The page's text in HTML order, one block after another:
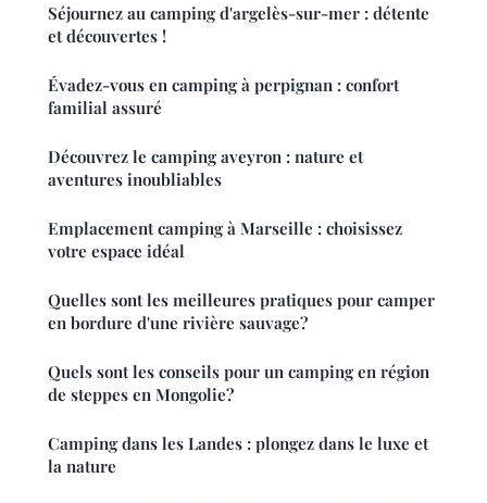
Séjournez au camping d'argelès-sur-mer : détente
et découvertes !
Évadez-vous en camping à perpignan : confort
familial assuré
Découvrez le camping aveyron : nature et
aventures inoubliables
Emplacement camping à Marseille : choisissez
votre espace idéal
Quelles sont les meilleures pratiques pour camper
en bordure d'une rivière sauvage?
Quels sont les conseils pour un camping en région
de steppes en Mongolie?
Camping dans les Landes : plongez dans le luxe et
la nature